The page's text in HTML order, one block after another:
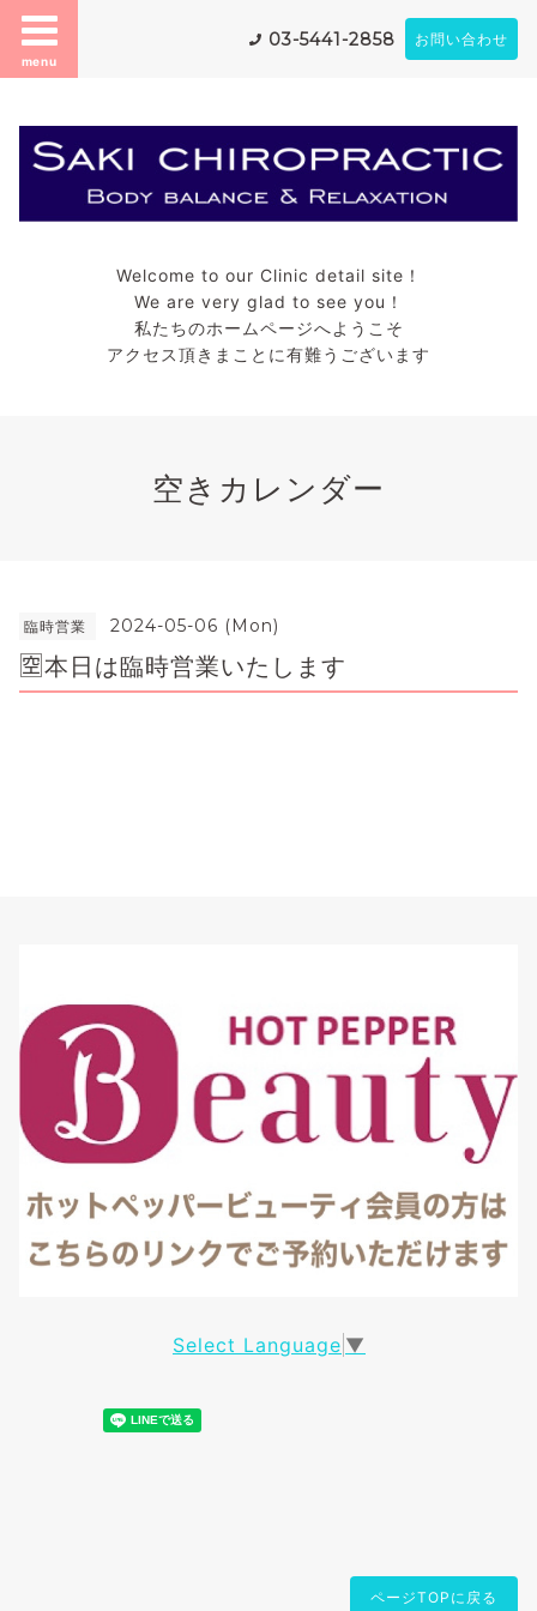
menu
03-5441-2858 お問い合わせ
Welcome to our Clinic detail site！
We are very glad to see you！
私たちのホームページへようこそ
アクセス頂きまことに有難うございます
空きカレンダー
臨時営業 2024-05-06 (Mon)
🈳本日は臨時営業いたします
Select Language ▼
ページTOPに戻る